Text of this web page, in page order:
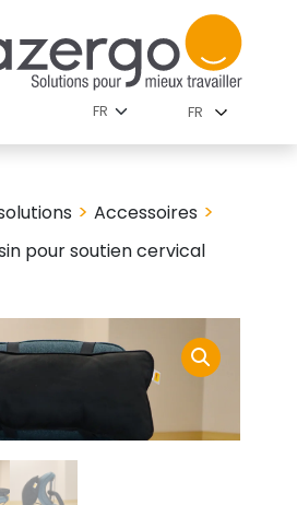
FR
>Accessoires >
pour soutien cervical